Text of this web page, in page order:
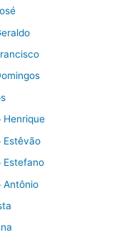
Henrique
Estêvão
Estefano
Antônio